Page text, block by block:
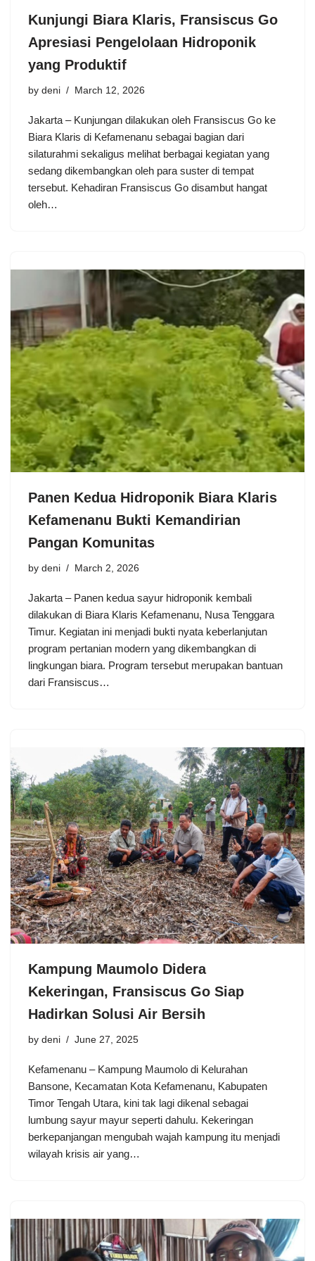
Kunjungi Biara Klaris, Fransiscus Go
Apresiasi Pengelolaan Hidroponik
yang Produktif
by deni March 12, 2026
Jakarta – Kunjungan dilakukan oleh Fransiscus Go ke
Biara Klaris di Kefamenanu sebagai bagian dari
silaturahmi sekaligus melihat berbagai kegiatan yang
sedang dikembangkan oleh para suster di tempat
tersebut. Kehadiran Fransiscus Go disambut hangat
oleh…
Panen Kedua Hidroponik Biara Klaris
Kefamenanu Bukti Kemandirian
Pangan Komunitas
by deni March 2, 2026
Jakarta – Panen kedua sayur hidroponik kembali
dilakukan di Biara Klaris Kefamenanu, Nusa Tenggara
Timur. Kegiatan ini menjadi bukti nyata keberlanjutan
program pertanian modern yang dikembangkan di
lingkungan biara. Program tersebut merupakan bantuan
dari Fransiscus…
Kampung Maumolo Didera
Kekeringan, Fransiscus Go Siap
Hadirkan Solusi Air Bersih
by deni June 27, 2025
Kefamenanu – Kampung Maumolo di Kelurahan
Bansone, Kecamatan Kota Kefamenanu, Kabupaten
Timor Tengah Utara, kini tak lagi dikenal sebagai
lumbung sayur mayur seperti dahulu. Kekeringan
berkepanjangan mengubah wajah kampung itu menjadi
wilayah krisis air yang…